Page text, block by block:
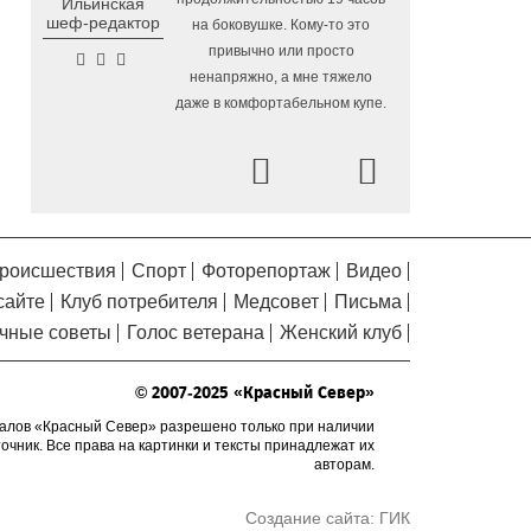
5.08.2026 09:57
Заблудившуюся семью с
двумя детьми нашли в лесу под Вологдой
Шесть вологодских
В Вологде объявлены даты
4.08.2026 16:38 На Вологодчине готовят
общественных наблюдателей к
предстоящим выборам
по «Телефону здоровья»
4.08.2026 15:36 На Горбатом мосту в
Вологде приступили к устройству опор и
У Никольского источника
шеф-редактор
на боковушке. Кому-то это
привычно или просто
ненапряжно, а мне тяжело
даже в комфортабельном купе.
Спорт Фоторепортаж
Видео
Клуб потребителя Медсовет
Письма
советы
Голос ветерана Женский клуб
© 2007-2025 «Красный Север»
«Красный Север» разрешено только при наличии
Все права на картинки и тексты принадлежат их
авторам.
Создание сайта: ГИК